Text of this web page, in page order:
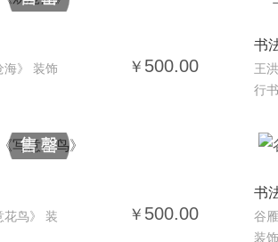
海》 装饰
￥ 500.00
花鸟》 装
￥ 500.00
书
王
行书
书
谷
装